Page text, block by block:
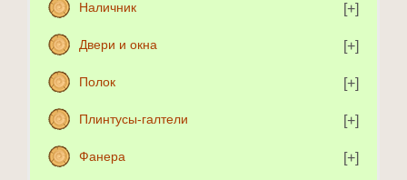
Наличник
Двери и окна
Полок
Плинтусы-галтели
Фанера